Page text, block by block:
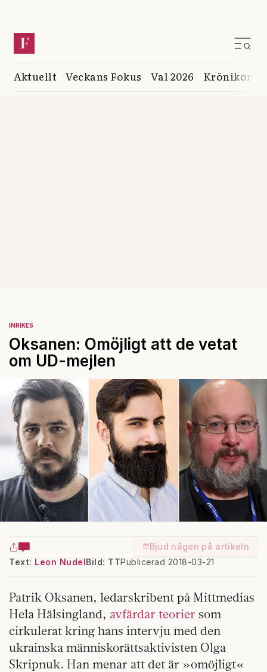
Aktuellt Veckans Fokus Val 2026 Krönikor
INRIKES
Oksanen: Omöjligt att de vetat
om UD-mejlen
Bjud någon på artikeln
Text: Leon Nudel Publicerad 2018-03-21
Bild: TT
Patrik Oksanen, ledarskribent på Mittmedias
Hela Hälsingland, avfärdar teorier som
cirkulerat kring hans intervju med den
ukrainska människorättsaktivisten Olga
Skripnuk. Han menar att det är »omöjligt«